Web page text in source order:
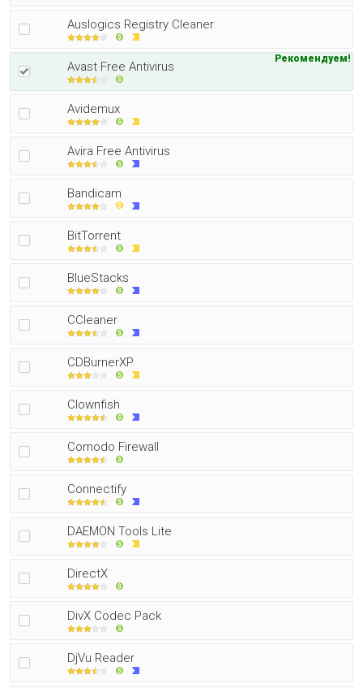
Auslogics Registry Cleaner
Avast Free Antivirus
Рекомендуем!
Avidemux
Avira Free Antivirus
Bandicam
BitTorrent
BlueStacks
CCleaner
CDBurnerXP
Clownfish
Comodo Firewall
Connectify
DAEMON Tools Lite
DirectX
DivX Codec Pack
DjVu Reader